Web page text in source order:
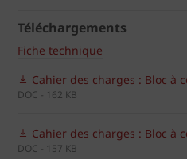
Téléchargements
Fiche technique
Cahier des charges : Bloc à
DOC - 162 KB
Cahier des charges : Bloc à
DOC - 157 KB